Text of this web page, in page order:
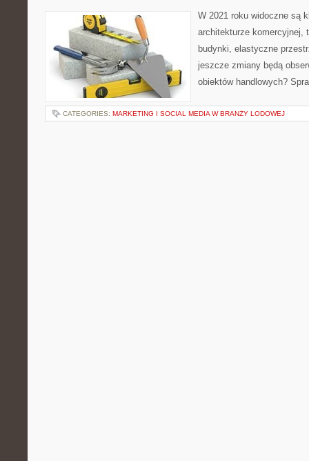
W 2021 roku widoczne są
architekturze komercyjnej,
budynki, elastyczne
jeszcze zmiany będą
obiektów handlowych?
CATEGORIES: MARKETING I SOCIAL MEDIA W BRANŻY LODOWEJ